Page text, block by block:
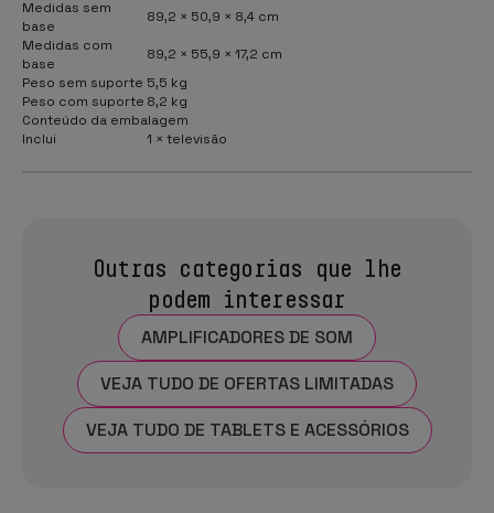
Medidas sem
base
89,2 × 50,9 × 8,4 cm
Medidas com
base
89,2 × 55,9 × 17,2 cm
Peso sem suporte 5,5 kg
Peso com suporte 8,2 kg
Conteúdo da embalagem
Inclui
1 × televisão
Outras categorias que lhe
podem interessar
AMPLIFICADORES DE SOM
VEJA TUDO DE OFERTAS LIMITADAS
VEJA TUDO DE TABLETS E ACESSÓRIOS